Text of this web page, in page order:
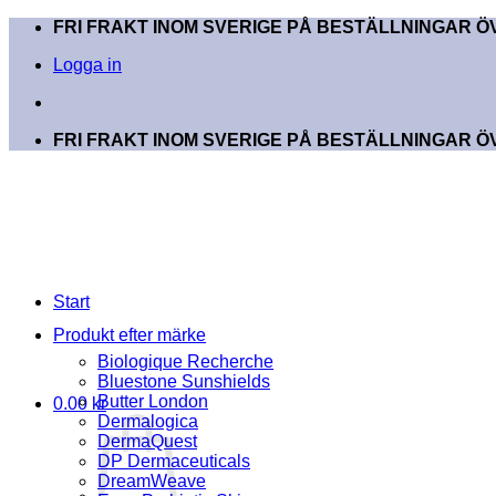
Skip
content
FRI FRAKT INOM SVERIGE PÅ BESTÄLLNINGAR
Logga in
FRI FRAKT INOM SVERIGE PÅ BESTÄLLNINGAR
0.00 kr
Start
Produkt efter märke
Biologique Recherche
Bluestone Sunshields
Butter London
Dermalogica
DermaQuest
DP Dermaceuticals
DreamWeave